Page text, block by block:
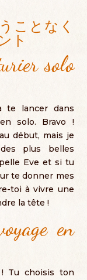
ことなく
ト
solo
te lancer dans
solo. Bravo !
début, mais je
plus belles
Eve et si tu
te donner mes
toi à vivre une
la tête !
en
! Tu choisis ton